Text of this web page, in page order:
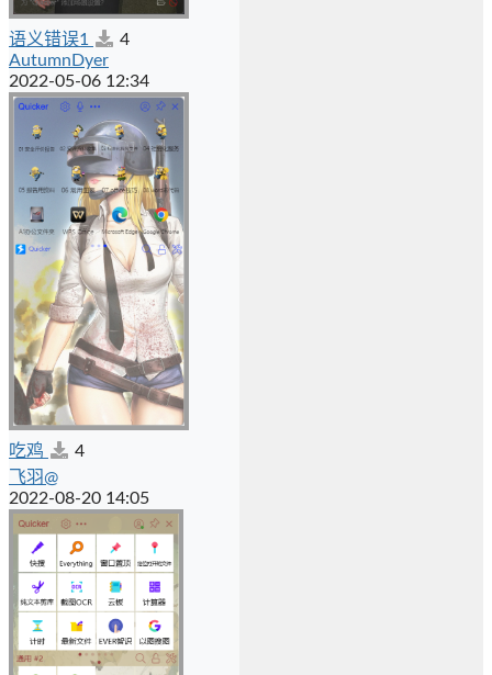
语义错误1
4
AutumnDyer
2022-05-06 12:34
吃鸡
4
飞羽@
2022-08-20 14:05